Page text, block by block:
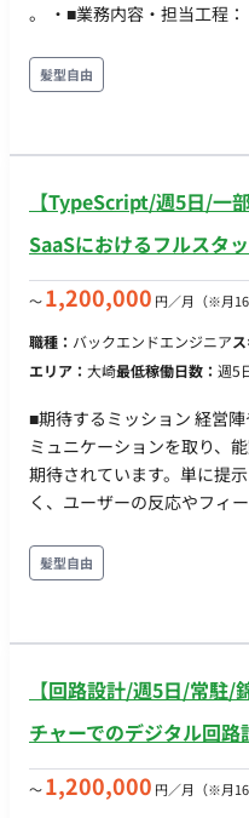
。 ・■業務内容・担当工程： 【要件定義・設計・実装・テス
ンドの開発 ・AWSを用いたインフラ環境の構築および運用 ・仕
様検討や「なぜそれを作る
30〜50代のベテランエンジ
TypeScript, JavaScript, Python,
Next.js ・DB：PostgreSQL ・イ
働：フルリモート可能 ・フレックス稼働：可能（基本的に自
髪型自由
【TypeScript/週5日/一
SaaSにおけるフルスタ
〜1,200,000 円／月 （※月
職種： バックエンドエンジニア
エリア： 大崎最低稼働日数： 週5
■期待するミッション 経営
ミュニケーションを取り、
期待されています。単に提
く、ユーザーの反応やフィ
める役割を担っていただきます ■担当工程（業務範囲） 自
ロダクトのWebアプリケー
バックエンドまでの一気通
ます。 ・Next.js /
計、実装、データベース構
タに基づく機能改善・UI/UX
髪型自由
【回路設計/週5日/常駐/
チャーでのデジタル回路
〜1,200,000 円／月 （※月